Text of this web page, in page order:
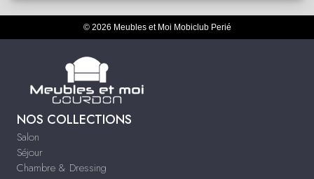
© 2026 Meubles et Moi Mobiclub Perié
NOS COLLECTIONS
Salon
Séjour
Chambre & Dressing